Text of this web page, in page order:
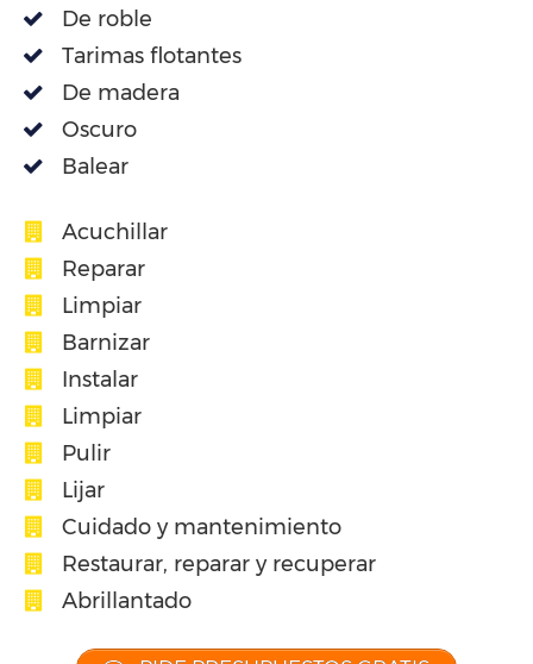
De roble
Tarimas flotantes
De madera
Oscuro
Balear
Acuchillar
Reparar
Limpiar
Barnizar
Instalar
Limpiar
Pulir
Lijar
Cuidado y mantenimiento
Restaurar, reparar y recuperar
Abrillantado